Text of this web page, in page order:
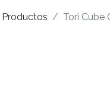
Productos Tori Cube